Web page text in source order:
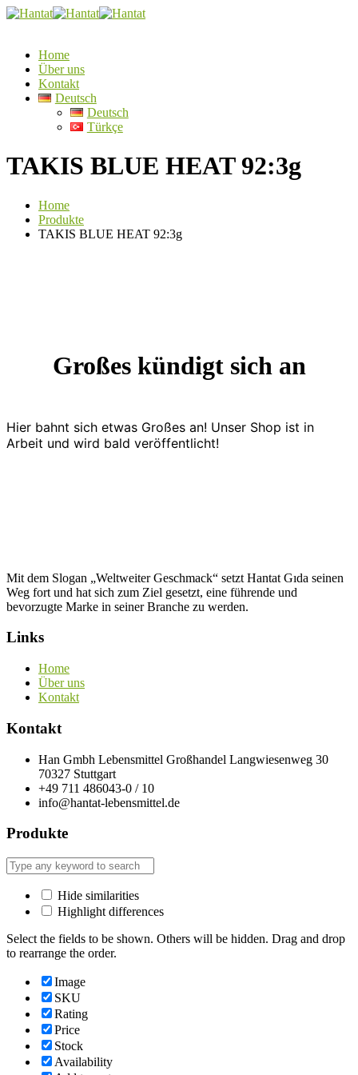
Home
Über uns
Kontakt
Deutsch
Deutsch
Türkçe
TAKIS BLUE HEAT 92:3g
Home
Produkte
TAKIS BLUE HEAT 92:3g
Großes kündigt sich an
Hier bahnt sich etwas Großes an! Unser Shop ist in
Arbeit und wird bald veröffentlicht!
Mit dem Slogan „Weltweiter Geschmack“ setzt Hantat Gıda seinen
Weg fort und hat sich zum Ziel gesetzt, eine führende und
bevorzugte Marke in seiner Branche zu werden.
Links
Home
Über uns
Kontakt
Kontakt
Han Gmbh Lebensmittel Großhandel Langwiesenweg 30
70327 Stuttgart
+49 711 486043-0 / 10
info@hantat-lebensmittel.de
Produkte
Hide similarities
Highlight differences
Select the fields to be shown. Others will be hidden. Drag and drop
to rearrange the order.
Image
SKU
Rating
Price
Stock
Availability